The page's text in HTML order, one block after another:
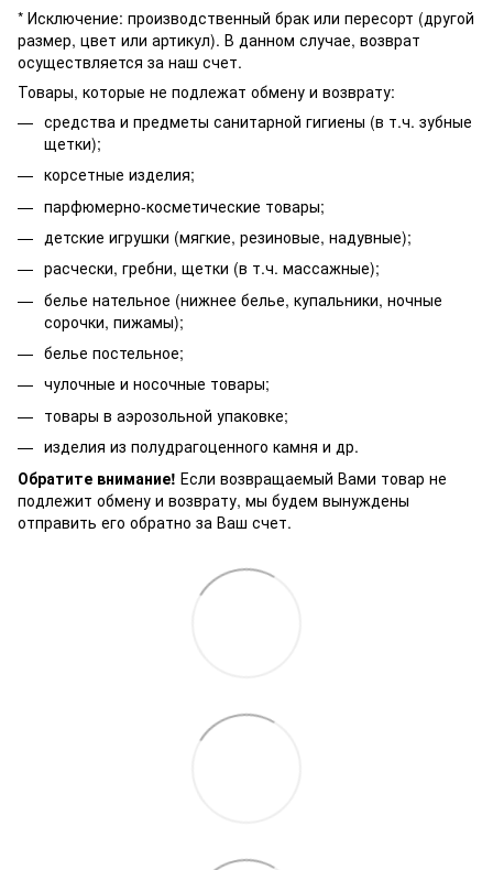
* Исключение: производственный брак или пересорт (другой
размер, цвет или артикул). В данном случае, возврат
осуществляется за наш счет.
Товары, которые не подлежат обмену и возврату:
средства и предметы санитарной гигиены (в т.ч. зубные
щетки);
корсетные изделия;
парфюмерно-косметические товары;
детские игрушки (мягкие, резиновые, надувные);
расчески, гребни, щетки (в т.ч. массажные);
белье нательное (нижнее белье, купальники, ночные
сорочки, пижамы);
белье постельное;
чулочные и носочные товары;
товары в аэрозольной упаковке;
изделия из полудрагоценного камня и др.
Обратите внимание! Если возвращаемый Вами товар не
подлежит обмену и возврату, мы будем вынуждены
отправить его обратно за Ваш счет.